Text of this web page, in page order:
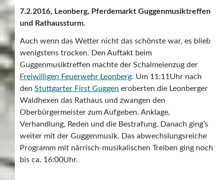
7.2.2016, Leonberg, Pferdemarkt Guggenmusiktreffen
und Rathaussturm.
Auch wenn das Wetter nicht das schönste war, es blieb
wenigstens trocken. Den Auftakt beim
Guggenmusiktreffen machte der Schalmeienzug der
Freiwilligen Feuerwehr Leonberg. Um 11:11Uhr nach
den Stuttgarter First Guggen eroberten die Leonberger
Waldhexen das Rathaus und zwangen den
Oberbürgermeister zum Aufgeben. Anklage,
Verhandlung, Reden und die Bestrafung. Danach ging’s
weiter mit der Guggenmusik. Das abwechslungsreiche
Programm mit närrisch-musikalischen Treiben ging noch
bis ca. 16:00Uhr.